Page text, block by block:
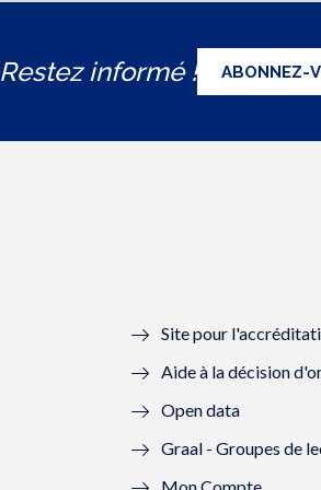
Restez informé ! ABONNEZ-
Site pour
Aide à la décision
Open data
Graal - Groupes de
Mon Compte